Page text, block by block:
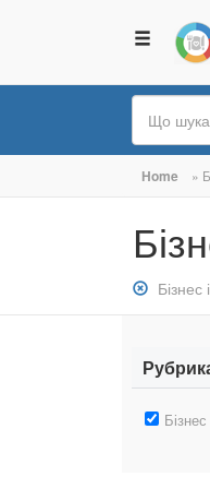
Ви
є
тут
Home »
Зняти
фільтр:
і
Фінанси
Бізнес
Зняти